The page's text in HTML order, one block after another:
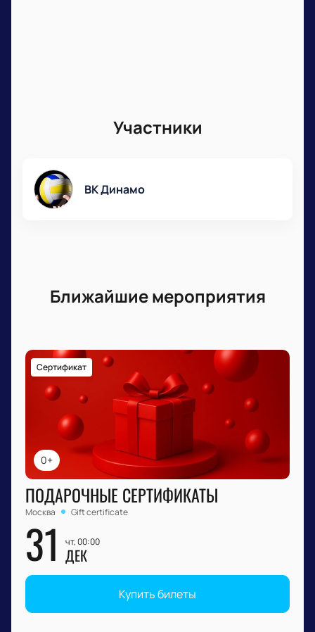
Участники
ВК Динамо
Ближайшие мероприятия
0+
Сертификат
ПОДАРОЧНЫЕ СЕРТИФИКАТЫ
Москва Gift certificate
31 чт, 00:00
ДЕК
Купить билеты